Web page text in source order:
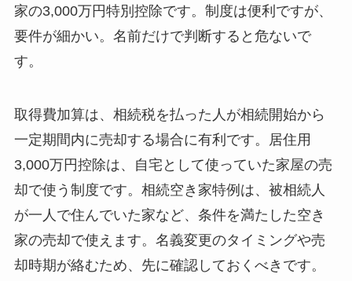
家の3,000万円特別控除です。制度は便利ですが、
要件が細かい。名前だけで判断すると危ないで
す。
取得費加算は、相続税を払った人が相続開始から
一定期間内に売却する場合に有利です。居住用
3,000万円控除は、自宅として使っていた家屋の売
却で使う制度です。相続空き家特例は、被相続人
が一人で住んでいた家など、条件を満たした空き
家の売却で使えます。名義変更のタイミングや売
却時期が絡むため、先に確認しておくべきです。